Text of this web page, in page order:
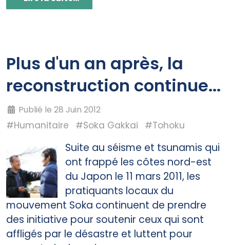
Plus d'un an après, la
reconstruction continue...
Publié le 28 Juin 2012
#Humanitaire #Soka Gakkai #Tohoku
Suite au séisme et tsunamis qui
ont frappé les côtes nord-est
du Japon le 11 mars 2011, les
pratiquants locaux du
mouvement Soka continuent de prendre
des initiative pour soutenir ceux qui sont
affligés par le désastre et luttent pour